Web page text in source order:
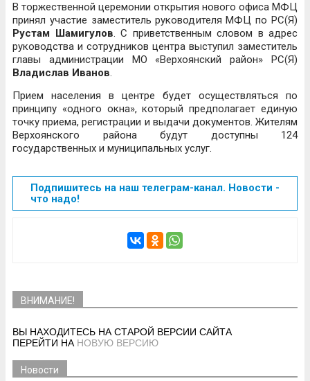
В торжественной церемонии открытия нового офиса МФЦ
принял участие заместитель руководителя МФЦ по РС(Я)
Рустам Шамигулов. С приветственным словом в адрес
руководства и сотрудников центра выступил заместитель
главы администрации МО «Верхоянский район» РС(Я)
Владислав Иванов.
Прием населения в центре будет осуществляться по
принципу «одного окна», который предполагает единую
точку приема, регистрации и выдачи документов. Жителям
Верхоянского района будут доступны 124
государственных и муниципальных услуг.
Подпишитесь на наш телеграм-канал. Новости -
что надо!
ВНИМАНИЕ!
ВЫ НАХОДИТЕСЬ НА СТАРОЙ ВЕРСИИ САЙТА
ПЕРЕЙТИ НА НОВУЮ ВЕРСИЮ
Новости